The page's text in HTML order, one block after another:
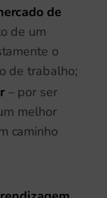
de
de um
o
de trabalho;
– por ser
melhor
caminho